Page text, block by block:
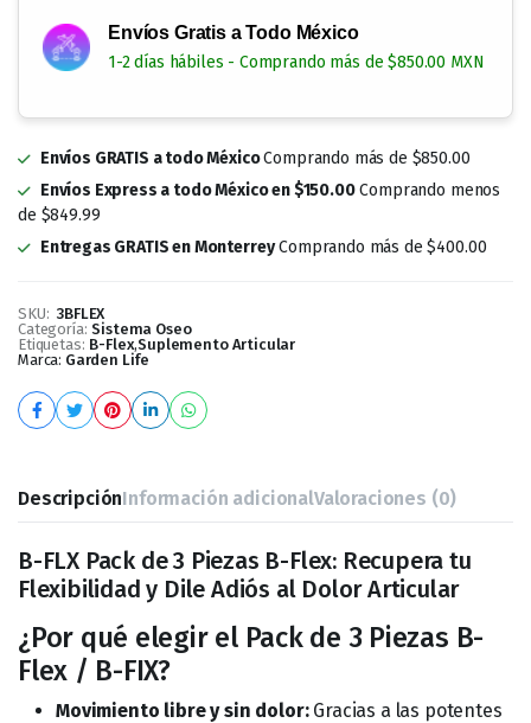
Envíos Gratis a Todo México
1-2 días hábiles - Comprando más de $850.00 MXN
Envíos GRATIS a todo MéxicoComprando más de $850.00
Envíos Express a todo México en $150.00Comprando menos
de $849.99
Entregas GRATIS en MonterreyComprando más de $400.00
SKU: 3BFLEX
Categoría: Sistema Oseo
Etiquetas: B-Flex,Suplemento Articular
Marca: Garden Life
DescripciónInformación adicionalValoraciones (0)
B-FLX Pack de 3 Piezas B-Flex: Recupera tu
Flexibilidad y Dile Adiós al Dolor Articular
¿Por qué elegir el Pack de 3 Piezas B-
Flex / B-FIX?
Movimiento libre y sin dolor:Gracias a las potentes